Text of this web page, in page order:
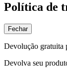
Política de
Fechar
Devolução gratuita
Devolva seu